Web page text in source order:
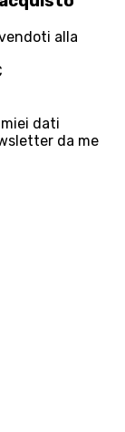
alla
dati
da me